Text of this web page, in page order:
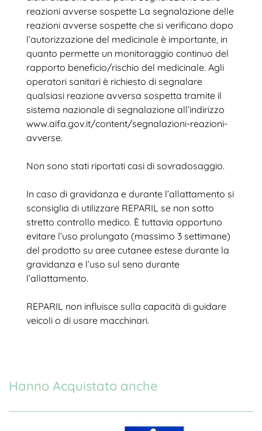
reazioni avverse sospette La segnalazione delle
reazioni avverse sospette che si verificano dopo
l’autorizzazione del medicinale è importante, in
quanto permette un monitoraggio continuo del
rapporto beneficio/rischio del medicinale. Agli
operatori sanitari è richiesto di segnalare
qualsiasi reazione avversa sospetta tramite il
sistema nazionale di segnalazione all’indirizzo
www.aifa.gov.it/content/segnalazioni-reazioni-
avverse.
Non sono stati riportati casi di sovradosaggio.
In caso di gravidanza e durante l’allattamento si
sconsiglia di utilizzare REPARIL se non sotto
stretto controllo medico. È tuttavia opportuno
evitare l’uso prolungato (massimo 3 settimane)
del prodotto su aree cutanee estese durante la
gravidanza e l’uso sul seno durante
l’allattamento.
REPARIL non influisce sulla capacità di guidare
veicoli o di usare macchinari.
Hanno Acquistato anche